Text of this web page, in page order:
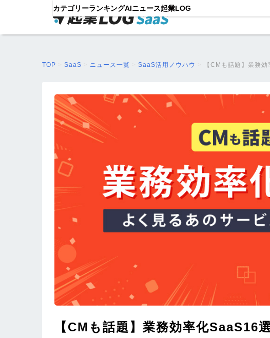
カテゴリーランキングAIニュース起業LOG
TOP SaaS ニュース一覧 SaaS活用ノウハウ 【CMも話題】業務
【CMも話題】業務効率化SaaS16